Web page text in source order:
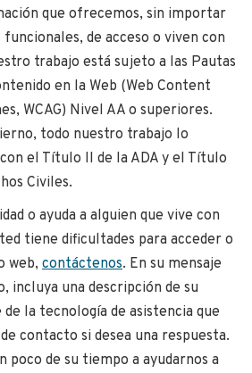
que ofrecemos, sin importar
de acceso o viven con
trabajo está sujeto a las Pautas
en la Web (Web Content
WCAG) Nivel AA o superiores.
todo nuestro trabajo lo
el Título II de la ADA y el Título
Civiles.
o ayuda a alguien que vive con
tiene dificultades para acceder o
web, contáctenos. En su mensaje
incluya una descripción de su
la tecnología de asistencia que
contacto si desea una respuesta.
poco de su tiempo a ayudarnos a